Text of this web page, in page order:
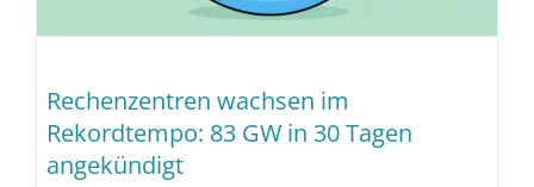
Rechenzentren wachsen im
Rekordtempo: 83 GW in 30 Tagen
angekündigt